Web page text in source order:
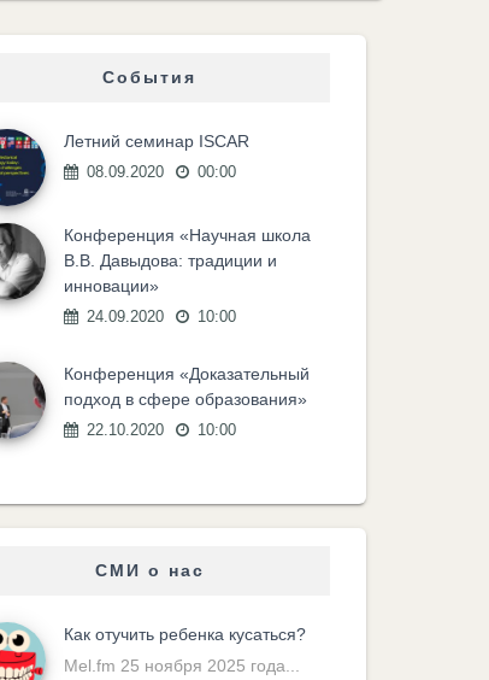
События
Летний семинар ISCAR
08.09.2020 00:00
Конференция «Научная школа
В.В. Давыдова: традиции и
инновации»
24.09.2020 10:00
Конференция «Доказательный
подход в сфере образования»
22.10.2020 10:00
СМИ о нас
Как отучить ребенка кусаться?
Mel.fm 25 ноября 2025 года...